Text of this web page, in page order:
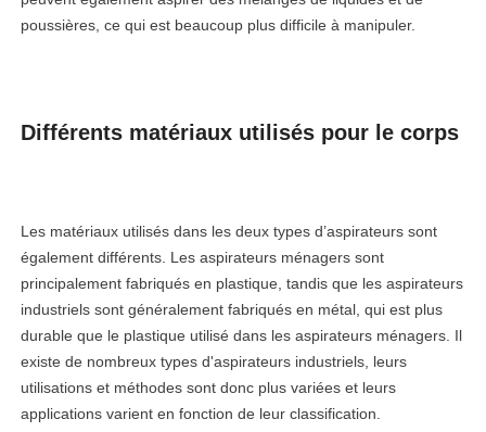
poussières, ce qui est beaucoup plus difficile à manipuler.
Différents matériaux utilisés pour le corps
Les matériaux utilisés dans les deux types d’aspirateurs sont
également différents. Les aspirateurs ménagers sont
principalement fabriqués en plastique, tandis que les aspirateurs
industriels sont généralement fabriqués en métal, qui est plus
durable que le plastique utilisé dans les aspirateurs ménagers. Il
existe de nombreux types d'aspirateurs industriels, leurs
utilisations et méthodes sont donc plus variées et leurs
applications varient en fonction de leur classification.